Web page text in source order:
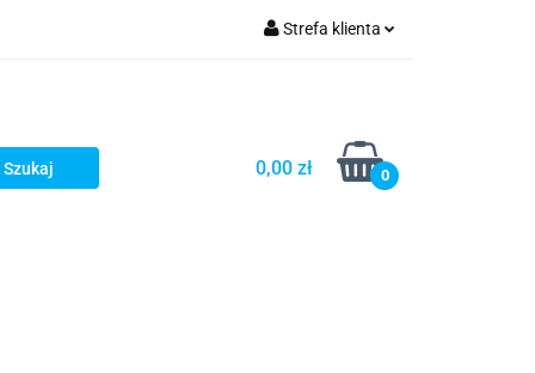
Strefa klienta
Dodaj zgłoszenie
0,00 zł 0